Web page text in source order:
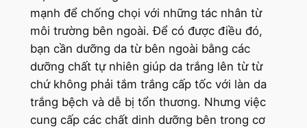
mạnh để chống chọi với những tác nhân từ
môi trường bên ngoài. Để có được điều đó,
bạn cần dưỡng da từ bên ngoài bằng các
dưỡng chất tự nhiên giúp da trắng lên từ từ
chứ không phải tắm trắng cấp tốc với làn da
trắng bệch và dễ bị tổn thương. Nhưng việc
cung cấp các chất dinh dưỡng bên trong cơ